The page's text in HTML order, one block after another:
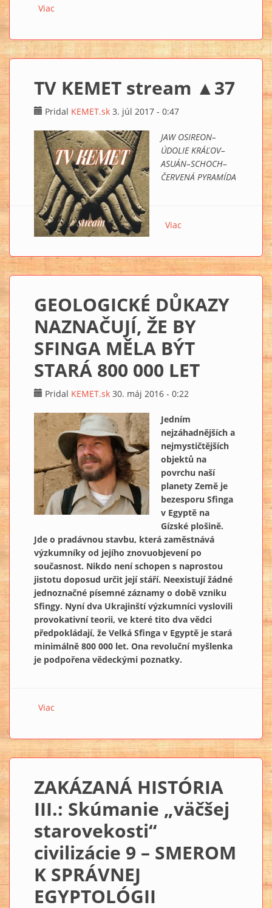
Viac
TV KEMET stream ▲37
Pridal KEMET.sk 3. júl 2017 - 0:47
JAW OSIREON–
ÚDOLIE KRÁĽOV–
ASUÁN–SCHOCH–
ČERVENÁ PYRAMÍDA
Viac
GEOLOGICKÉ DŮKAZY
NAZNAČUJÍ, ŽE BY
SFINGA MĚLA BÝT
STARÁ 800 000 LET
Pridal KEMET.sk 30. máj 2016 - 0:22
Jedním
nejzáhadnějších a
nejmystičtějších
objektů na
povrchu naší
planety Země je
bezesporu Sfinga
v Egyptě na
Gízské plošině.
Jde o pradávnou stavbu, která zaměstnává
výzkumníky od jejího znovuobjevení po
současnost. Nikdo není schopen s naprostou
jistotu doposud určit její stáří. Neexistují žádné
jednoznačné písemné záznamy o době vzniku
Sfingy. Nyní dva Ukrajinští výzkumníci vyslovili
provokativní teorii, ve které tito dva vědci
předpokládají, že Velká Sfinga v Egyptě je stará
minimálně 800 000 let. Ona revoluční myšlenka
je podpořena vědeckými poznatky.
Viac
ZAKÁZANÁ HISTÓRIA
III.: Skúmanie „väčšej
starovekosti“
civilizácie 9 – SMEROM
K SPRÁVNEJ
EGYPTOLÓGII